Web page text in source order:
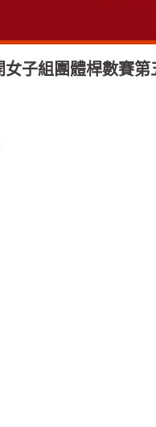
子組團體桿數賽第